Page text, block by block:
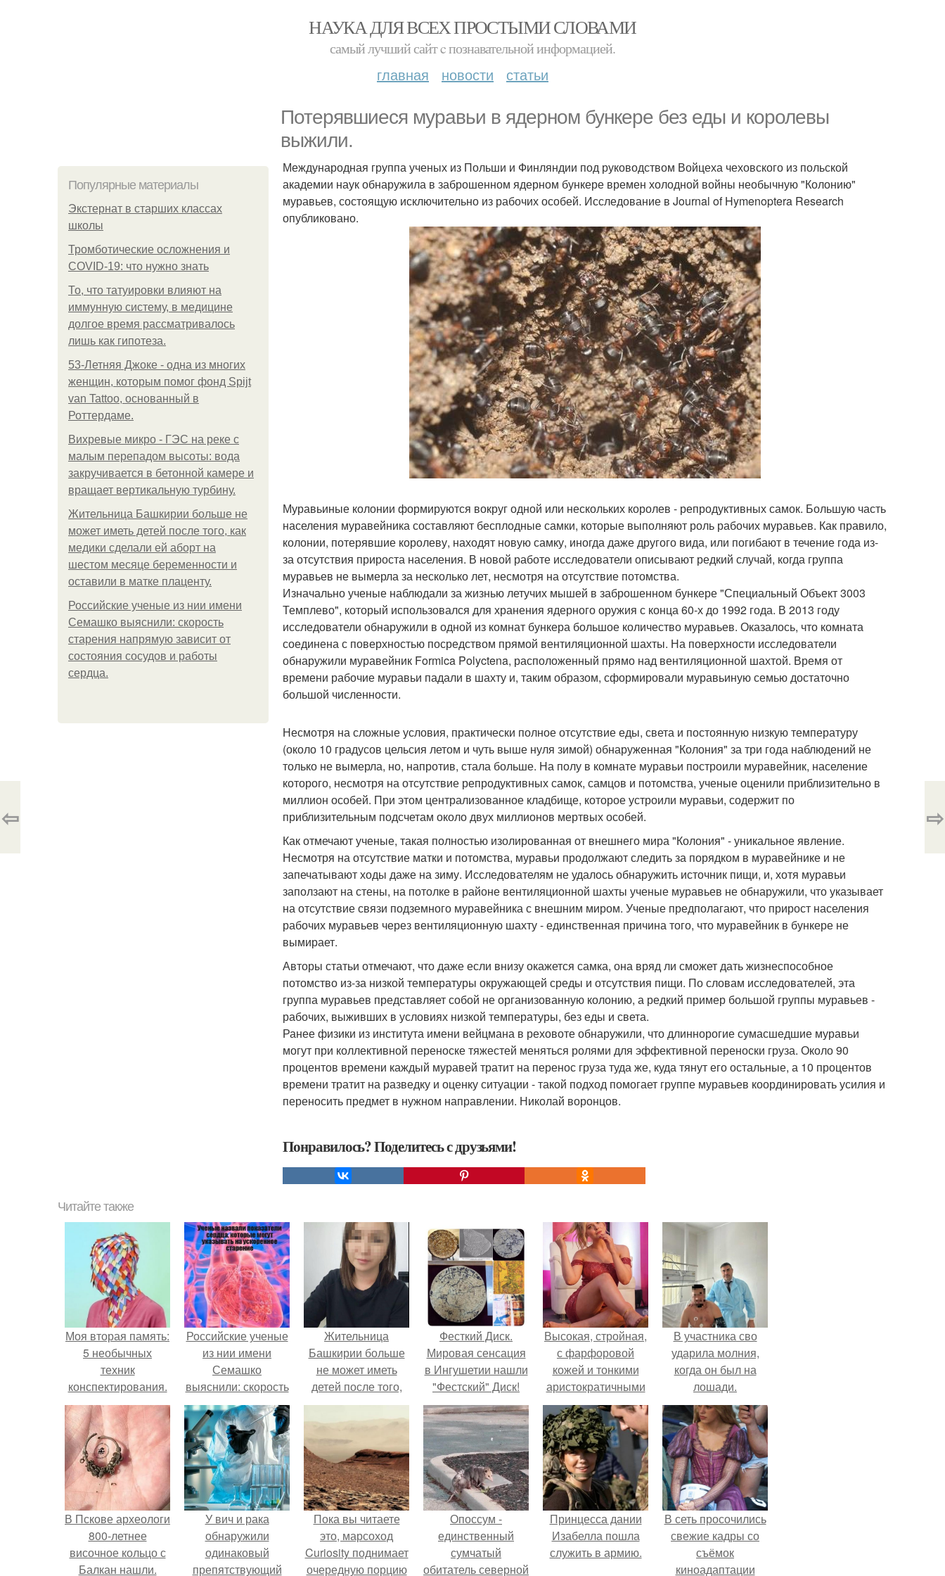
НАУКА ДЛЯ ВСЕХ ПРОСТЫМИ СЛОВАМИ
самый лучший сайт c познавательной информацией.
главная новости статьи
Потерявшиеся муравьи в ядерном бункере без еды и королевы
выжили.
Популярные материалы
Экстернат в старших классах
школы
Тромботические осложнения и
COVID-19: что нужно знать
То, что татуировки влияют на
иммунную систему, в медицине
долгое время рассматривалось
лишь как гипотеза.
53-Летняя Джоке - одна из многих
женщин, которым помог фонд Spijt
van Tattoo, основанный в
Роттердаме.
Вихревые микро - ГЭС на реке с
малым перепадом высоты: вода
закручивается в бетонной камере и
вращает вертикальную турбину.
Жительница Башкирии больше не
может иметь детей после того, как
медики сделали ей аборт на
шестом месяце беременности и
оставили в матке плаценту.
Российские ученые из нии имени
Семашко выяснили: скорость
старения напрямую зависит от
состояния сосудов и работы
сердца.
Международная группа ученых из Польши и Финляндии под руководством Войцеха чеховского из польской
академии наук обнаружила в заброшенном ядерном бункере времен холодной войны необычную "Колонию"
муравьев, состоящую исключительно из рабочих особей. Исследование в Journal of Hymenoptera Research
опубликовано.
Муравьиные колонии формируются вокруг одной или нескольких королев - репродуктивных самок. Большую часть
населения муравейника составляют бесплодные самки, которые выполняют роль рабочих муравьев. Как правило,
колонии, потерявшие королеву, находят новую самку, иногда даже другого вида, или погибают в течение года из-
за отсутствия прироста населения. В новой работе исследователи описывают редкий случай, когда группа
муравьев не вымерла за несколько лет, несмотря на отсутствие потомства.
Изначально ученые наблюдали за жизнью летучих мышей в заброшенном бункере "Специальный Объект 3003
Темплево", который использовался для хранения ядерного оружия с конца 60-х до 1992 года. В 2013 году
исследователи обнаружили в одной из комнат бункера большое количество муравьев. Оказалось, что комната
соединена с поверхностью посредством прямой вентиляционной шахты. На поверхности исследователи
обнаружили муравейник Formica Polyctena, расположенный прямо над вентиляционной шахтой. Время от
времени рабочие муравьи падали в шахту и, таким образом, сформировали муравьиную семью достаточно
большой численности.
Несмотря на сложные условия, практически полное отсутствие еды, света и постоянную низкую температуру
(около 10 градусов цельсия летом и чуть выше нуля зимой) обнаруженная "Колония" за три года наблюдений не
только не вымерла, но, напротив, стала больше. На полу в комнате муравьи построили муравейник, население
которого, несмотря на отсутствие репродуктивных самок, самцов и потомства, ученые оценили приблизительно в
миллион особей. При этом централизованное кладбище, которое устроили муравьи, содержит по
приблизительным подсчетам около двух миллионов мертвых особей.
Как отмечают ученые, такая полностью изолированная от внешнего мира "Колония" - уникальное явление.
Несмотря на отсутствие матки и потомства, муравьи продолжают следить за порядком в муравейнике и не
запечатывают ходы даже на зиму. Исследователям не удалось обнаружить источник пищи, и, хотя муравьи
заползают на стены, на потолке в районе вентиляционной шахты ученые муравьев не обнаружили, что указывает
на отсутствие связи подземного муравейника с внешним миром. Ученые предполагают, что прирост населения
рабочих муравьев через вентиляционную шахту - единственная причина того, что муравейник в бункере не
вымирает.
Авторы статьи отмечают, что даже если внизу окажется самка, она вряд ли сможет дать жизнеспособное
потомство из-за низкой температуры окружающей среды и отсутствия пищи. По словам исследователей, эта
группа муравьев представляет собой не организованную колонию, а редкий пример большой группы муравьев -
рабочих, выживших в условиях низкой температуры, без еды и света.
Ранее физики из института имени вейцмана в реховоте обнаружили, что длиннорогие сумасшедшие муравьи
могут при коллективной переноске тяжестей меняться ролями для эффективной переноски груза. Около 90
процентов времени каждый муравей тратит на перенос груза туда же, куда тянут его остальные, а 10 процентов
времени тратит на разведку и оценку ситуации - такой подход помогает группе муравьев координировать усилия и
переносить предмет в нужном направлении. Николай воронцов.
Понравилось? Поделитесь с друзьями!
⇦ ⇨
Читайте также
Моя вторая память:
5 необычных
техник
конспектирования.
Российские ученые
из нии имени
Семашко
выяснили: скорость
старения напрямую
зависит от
состояния сосудов
и работы сердца.
Жительница
Башкирии больше
не может иметь
детей после того,
как медики сделали
ей аборт на шестом
месяце
беременности и
оставили в матке
плаценту.
Фесткий Диск.
Мировая сенсация
в Ингушетии нашли
"Фестский" Диск!
Высокая, стройная,
с фарфоровой
кожей и тонкими
аристократичными
чертами, эль
выглядит так, будто
сошла с полотна
художника.
В участника сво
ударила молния,
когда он был на
лошади.
В Пскове археологи
800-летнее
височное кольцо с
Балкан нашли.
У вич и рака
обнаружили
одинаковый
препятствующий
Пока вы читаете
это, марсоход
Curiosity поднимает
очередную порцию
Опоссум -
единственный
сумчатый
обитатель северной
Принцесса дании
Изабелла пошла
служить в армию.
В сеть просочились
свежие кадры со
съёмок
киноадаптации